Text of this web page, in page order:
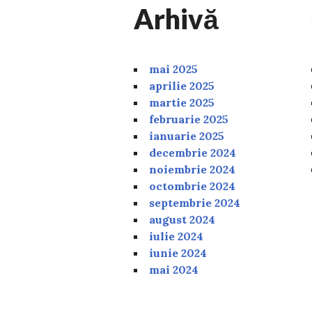
Arhivă
mai 2025
aprilie 2025
martie 2025
februarie 2025
ianuarie 2025
decembrie 2024
noiembrie 2024
octombrie 2024
septembrie 2024
august 2024
iulie 2024
iunie 2024
mai 2024